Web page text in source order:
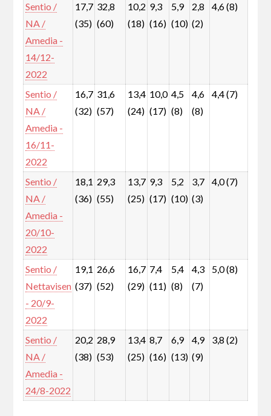
Sentio /
NA /
Amedia -
14/12-
2022
17,7
(35)
32,8
(60)
10,2
(18)
9,3
(16)
5,9
(10)
2,8
(2)
4,6 (8)
Sentio /
NA /
Amedia -
16/11-
2022
16,7
(32)
31,6
(57)
13,4
(24)
10,0
(17)
4,5
(8)
4,6
(8)
4,4 (7)
Sentio /
NA /
Amedia -
20/10-
2022
18,1
(36)
29,3
(55)
13,7
(25)
9,3
(17)
5,2
(10)
3,7
(3)
4,0 (7)
Sentio /
Nettavisen
- 20/9-
2022
19,1
(37)
26,6
(52)
16,7
(29)
7,4
(11)
5,4
(8)
4,3
(7)
5,0 (8)
Sentio /
NA /
Amedia -
24/8-2022
20,2
(38)
28,9
(53)
13,4
(25)
8,7
(16)
6,9
(13)
4,9
(9)
3,8 (2)